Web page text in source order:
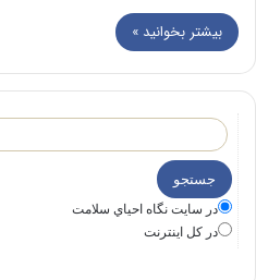
بیشتر بخوانید »
در سايت نگاه احياي سلامت
در كل اينترنت